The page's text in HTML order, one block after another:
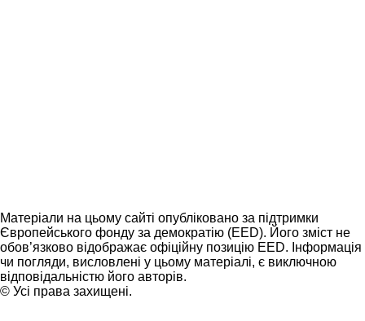
Матеріали на цьому сайті опубліковано за підтримки
Європейського фонду за демократію (EED). Його зміст не
обов’язково відображає офіційну позицію EED. Інформація
чи погляди, висловлені у цьому матеріалі, є виключною
відповідальністю його авторів.
© Усі права захищені.